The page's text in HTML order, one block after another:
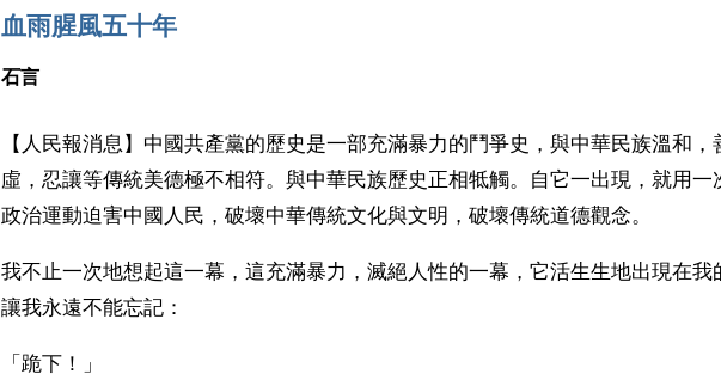
血雨腥風五十年
石言
【人民報消息】中國共產黨的歷史是一部充滿暴力的鬥爭史，與中華民族溫和，
虛，忍讓等傳統美德極不相符。與中華民族歷史正相牴觸。自它一出現，就用一
政治運動迫害中國人民，破壞中華傳統文化與文明，破壞傳統道德觀念。
我不止一次地想起這一幕，這充滿暴力，滅絕人性的一幕，它活生生地出現在我
讓我永遠不能忘記：
「跪下！」